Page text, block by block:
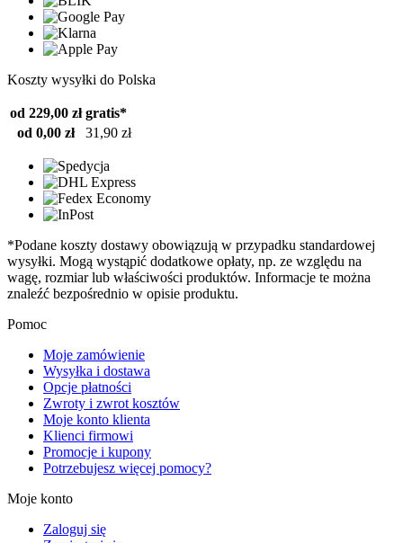
Koszty wysyłki do Polska
od 229,00 zł gratis*
od 0,00 zł
31,90 zł
*Podane koszty dostawy obowiązują w przypadku standardowej
wysyłki. Mogą wystąpić dodatkowe opłaty, np. ze względu na
wagę, rozmiar lub właściwości produktów. Informacje te można
znaleźć bezpośrednio w opisie produktu.
Pomoc
Moje zamówienie
Wysyłka i dostawa
Opcje płatności
Zwroty i zwrot kosztów
Moje konto klienta
Klienci firmowi
Promocje i kupony
Potrzebujesz więcej pomocy?
Moje konto
Zaloguj się